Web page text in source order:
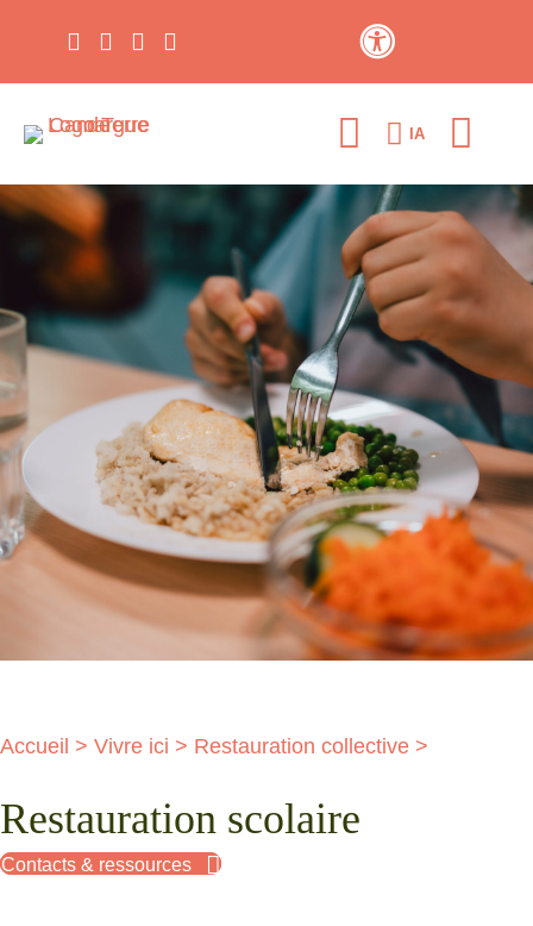
IA
Accueil > Vivre ici > Restauration collective >
Restauration scolaire
Contacts & ressources